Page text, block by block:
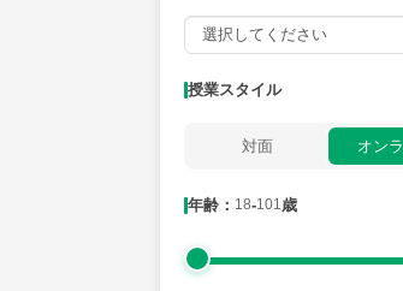
授業スタイル
対面 オン
年齢： 18-101歳
所属大学